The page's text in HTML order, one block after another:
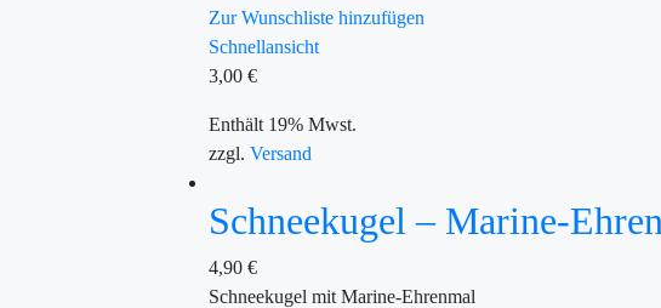
Zur Wunschliste hinzufügen
Schnellansicht
3,00 €
Enthält 19% Mwst.
zzgl. Versand
Schneekugel – Marine-
4,90 €
Schneekugel mit Marine-Ehrenmal